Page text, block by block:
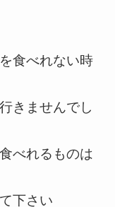
食べれない時
きませんでし
べれるものは
下さい